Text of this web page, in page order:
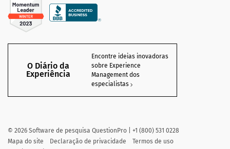
O Diário da
Experiência
Encontre ideias inovadoras
sobre Experience
Management dos
especialistas
© 2026 Software de pesquisa QuestionPro | +1 (800) 531 0228
Mapa do site
Declaração de privacidade
Termos de uso